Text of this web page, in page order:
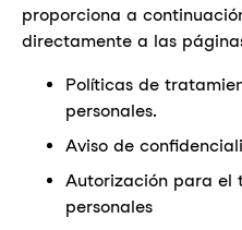
proporciona a
directamente a las
Políticas de
personales.
Aviso de
Autorización para el
personales